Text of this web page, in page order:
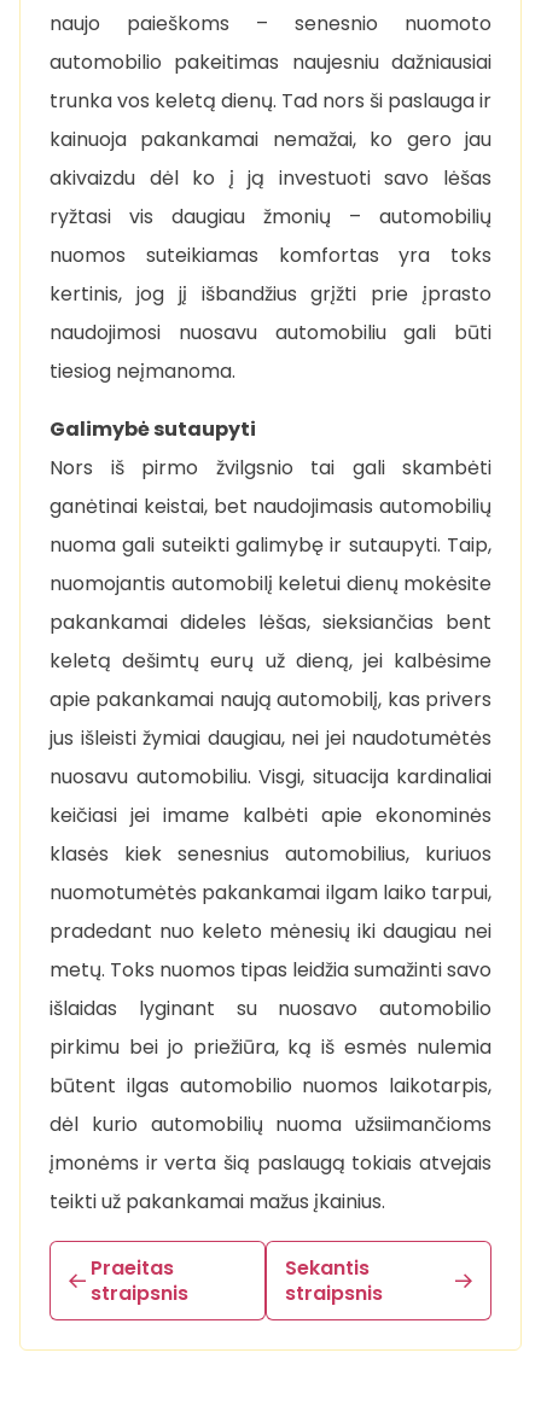
naujo paieškoms – senesnio nuomoto
automobilio pakeitimas naujesniu dažniausiai
trunka vos keletą dienų. Tad nors ši paslauga ir
kainuoja pakankamai nemažai, ko gero jau
akivaizdu dėl ko į ją investuoti savo lėšas
ryžtasi vis daugiau žmonių – automobilių
nuomos suteikiamas komfortas yra toks
kertinis, jog jį išbandžius grįžti prie įprasto
naudojimosi nuosavu automobiliu gali būti
tiesiog neįmanoma.
Galimybė sutaupyti
Nors iš pirmo žvilgsnio tai gali skambėti
ganėtinai keistai, bet naudojimasis automobilių
nuoma gali suteikti galimybę ir sutaupyti. Taip,
nuomojantis automobilį keletui dienų mokėsite
pakankamai dideles lėšas, sieksiančias bent
keletą dešimtų eurų už dieną, jei kalbėsime
apie pakankamai naują automobilį, kas privers
jus išleisti žymiai daugiau, nei jei naudotumėtės
nuosavu automobiliu. Visgi, situacija kardinaliai
keičiasi jei imame kalbėti apie ekonominės
klasės kiek senesnius automobilius, kuriuos
nuomotumėtės pakankamai ilgam laiko tarpui,
pradedant nuo keleto mėnesių iki daugiau nei
metų. Toks nuomos tipas leidžia sumažinti savo
išlaidas lyginant su nuosavo automobilio
pirkimu bei jo priežiūra, ką iš esmės nulemia
būtent ilgas automobilio nuomos laikotarpis,
dėl kurio automobilių nuoma užsiimančioms
įmonėms ir verta šią paslaugą tokiais atvejais
teikti už pakankamai mažus įkainius.
Praeitas
straipsnis
Sekantis
straipsnis